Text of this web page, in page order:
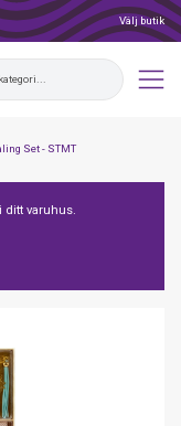
Välj butik
Set - STMT
ditt varuhus.